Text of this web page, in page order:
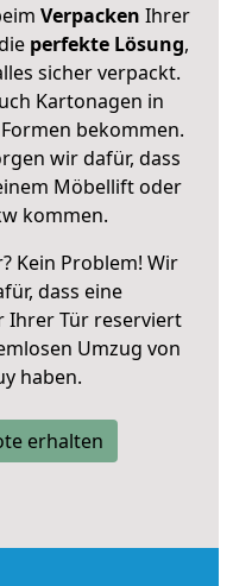
Verpacken Ihrer
perfekte Lösung,
sicher verpackt.
Kartonagen in
bekommen.
wir dafür, dass
Möbellift oder
kommen.
Kein Problem! Wir
dass eine
Ihrer Tür reserviert
Umzug von
haben.
erhalten